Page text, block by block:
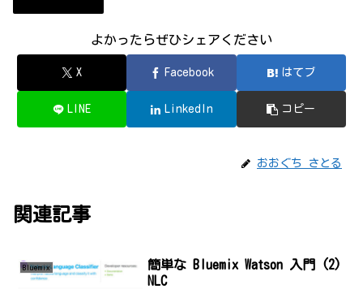
よかったらぜひシェアください
X Facebook はてブ
LINE LinkedIn コピー
おおぐち さとる
関連記事
Bluemix
簡単な Bluemix Watson 入門 (2)
NLC